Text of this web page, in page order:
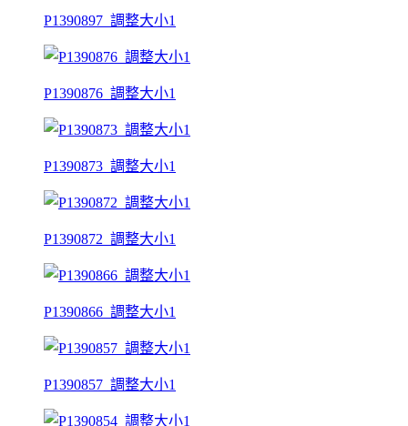
P1390897_調整大小1
P1390876_調整大小1
P1390873_調整大小1
P1390872_調整大小1
P1390866_調整大小1
P1390857_調整大小1